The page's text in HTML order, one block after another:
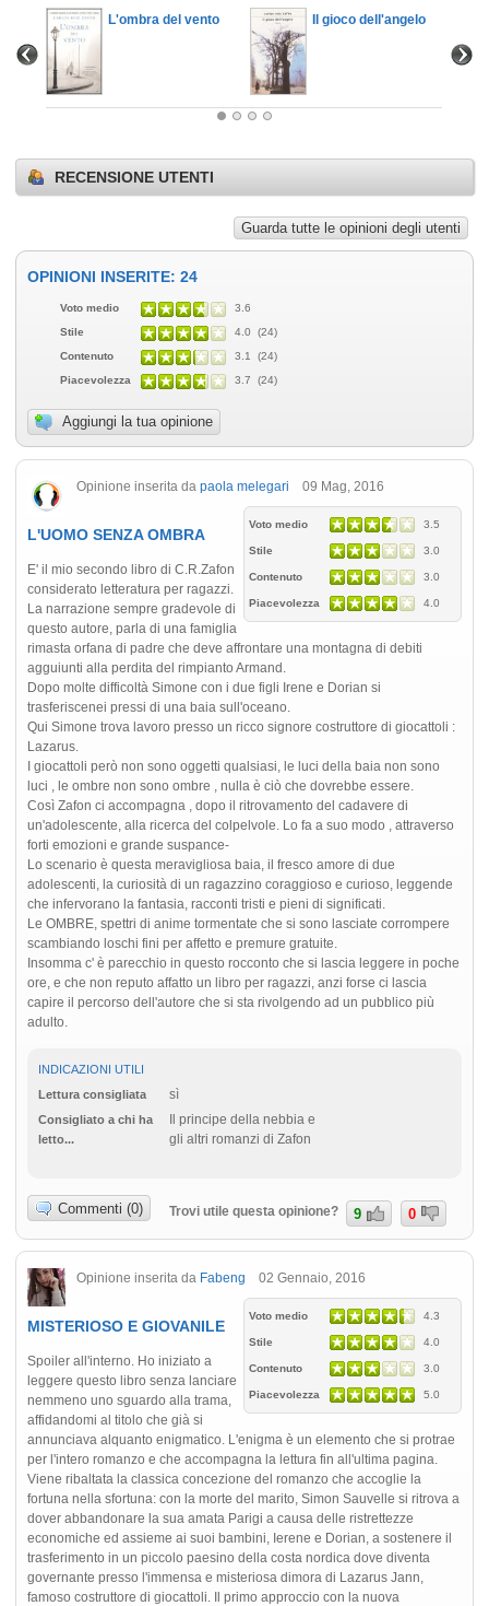
L'ombra del vento Il gioco dell'angelo
RECENSIONE UTENTI
Guarda tutte le opinioni degli utenti
OPINIONI INSERITE: 24
Voto medio
3.6
Stile
4.0 (24)
Contenuto
3.1 (24)
Piacevolezza
3.7 (24)
Aggiungi la tua opinione
Opinione inserita da paola melegari 09 Mag, 2016
Voto medio 3.5
Stile 3.0
Contenuto 3.0
Piacevolezza 4.0
L'UOMO SENZA OMBRA
E' il mio secondo libro di C.R.Zafon
considerato letteratura per ragazzi.
La narrazione sempre gradevole di
questo autore, parla di una famiglia
rimasta orfana di padre che deve affrontare una montagna di debiti
agguiunti alla perdita del rimpianto Armand.
Dopo molte difficoltà Simone con i due figli Irene e Dorian si
trasferiscenei pressi di una baia sull'oceano.
Qui Simone trova lavoro presso un ricco signore costruttore di giocattoli :
Lazarus.
I giocattoli però non sono oggetti qualsiasi, le luci della baia non sono
luci , le ombre non sono ombre , nulla è ciò che dovrebbe essere.
Così Zafon ci accompagna , dopo il ritrovamento del cadavere di
un'adolescente, alla ricerca del colpelvole. Lo fa a suo modo , attraverso
forti emozioni e grande suspance-
Lo scenario è questa meravigliosa baia, il fresco amore di due
adolescenti, la curiosità di un ragazzino coraggioso e curioso, leggende
che infervorano la fantasia, racconti tristi e pieni di significati.
Le OMBRE, spettri di anime tormentate che si sono lasciate corrompere
scambiando loschi fini per affetto e premure gratuite.
Insomma c' è parecchio in questo rocconto che si lascia leggere in poche
ore, e che non reputo affatto un libro per ragazzi, anzi forse ci lascia
capire il percorso dell'autore che si sta rivolgendo ad un pubblico più
adulto.
INDICAZIONI UTILI
Lettura consigliata
sì
Consigliato a chi ha
letto...
Il principe della nebbia e
gli altri romanzi di Zafon
Commenti (0) Trovi utile questa opinione? 9 0
Opinione inserita da Fabeng 02 Gennaio, 2016
Voto medio 4.3
Stile 4.0
Contenuto 3.0
Piacevolezza 5.0
MISTERIOSO E GIOVANILE
Spoiler all'interno. Ho iniziato a
leggere questo libro senza lanciare
nemmeno uno sguardo alla trama,
affidandomi al titolo che già si
annunciava alquanto enigmatico. L'enigma è un elemento che si protrae
per l'intero romanzo e che accompagna la lettura fin all'ultima pagina.
Viene ribaltata la classica concezione del romanzo che accoglie la
fortuna nella sfortuna: con la morte del marito, Simon Sauvelle si ritrova a
dover abbandonare la sua amata Parigi a causa delle ristrettezze
economiche ed assieme ai suoi bambini, Ierene e Dorian, a sostenere il
trasferimento in un piccolo paesino della costa nordica dove diventa
governante presso l'immensa e misteriosa dimora di Lazarus Jann,
famoso costruttore di giocattoli. Il primo approccio con la nuova